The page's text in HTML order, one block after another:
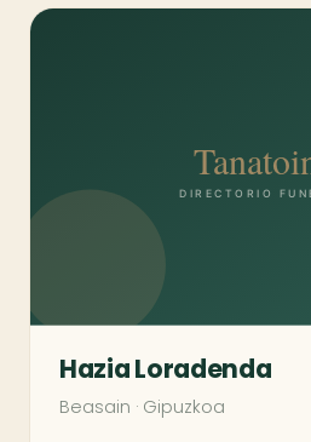
Hazia Loradenda
Beasain · Gipuzkoa